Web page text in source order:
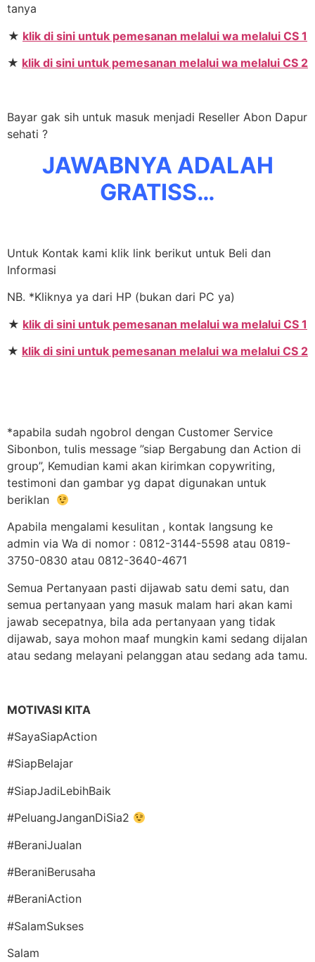
tanya
★ klik di sini untuk pemesanan melalui wa melalui CS 1
★ klik di sini untuk pemesanan melalui wa melalui CS 2
Bayar gak sih untuk masuk menjadi Reseller Abon Dapur
sehati ?
JAWABNYA ADALAH
GRATISS…
Untuk Kontak kami klik link berikut untuk Beli dan
Informasi
NB. *Kliknya ya dari HP (bukan dari PC ya)
★ klik di sini untuk pemesanan melalui wa melalui CS 1
★ klik di sini untuk pemesanan melalui wa melalui CS 2
*apabila sudah ngobrol dengan Customer Service
Sibonbon, tulis message ”siap Bergabung dan Action di
group”, Kemudian kami akan kirimkan copywriting,
testimoni dan gambar yg dapat digunakan untuk
beriklan
Apabila mengalami kesulitan , kontak langsung ke
admin via Wa di nomor : 0812-3144-5598 atau 0819-
3750-0830 atau 0812-3640-4671
Semua Pertanyaan pasti dijawab satu demi satu, dan
semua pertanyaan yang masuk malam hari akan kami
jawab secepatnya, bila ada pertanyaan yang tidak
dijawab, saya mohon maaf mungkin kami sedang dijalan
atau sedang melayani pelanggan atau sedang ada tamu.
MOTIVASI KITA
#SayaSiapAction
#SiapBelajar
#SiapJadiLebihBaik
#PeluangJanganDiSia2
#BeraniJualan
#BeraniBerusaha
#BeraniAction
#SalamSukses
Salam